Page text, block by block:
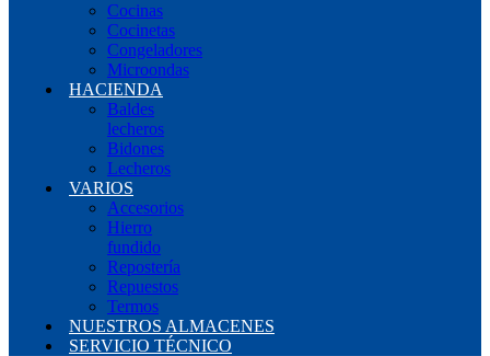
Cocinas
Cocinetas
Congeladores
Microondas
HACIENDA
Baldes
lecheros
Bidones
Lecheros
VARIOS
Accesorios
Hierro
fundido
Repostería
Repuestos
Termos
NUESTROS ALMACENES
SERVICIO TÉCNICO